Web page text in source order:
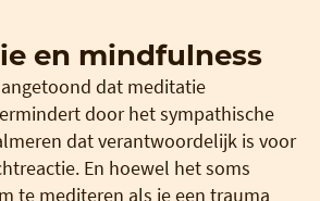
en mindfulness
dat meditatie
door het sympathische
dat verantwoordelijk is voor
En hoewel het soms
te mediteren als je een trauma